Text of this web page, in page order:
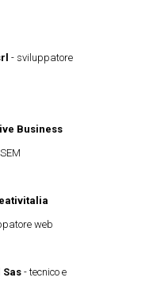
- sviluppatore
Business
web
Sas- tecnico e